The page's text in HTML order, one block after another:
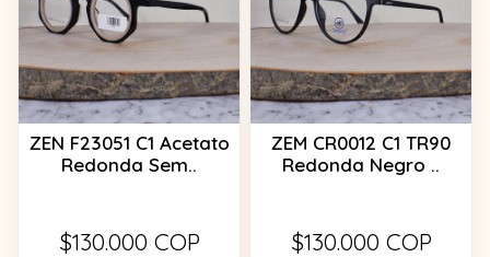
ZEN F23051 C1 Acetato
Redonda Sem..
$130.000 COP
ZEM CR0012 C1 TR90
Redonda Negro ..
$130.000 COP